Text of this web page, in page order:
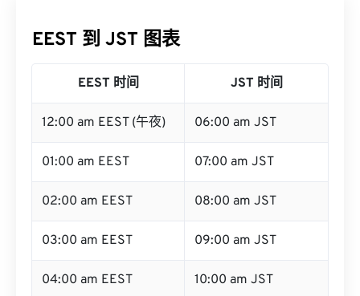
EEST 到 JST 图表
EEST 时间 JST 时间
12:00 am EEST (午夜) 06:00 am JST
01:00 am EEST 07:00 am JST
02:00 am EEST 08:00 am JST
03:00 am EEST 09:00 am JST
04:00 am EEST 10:00 am JST